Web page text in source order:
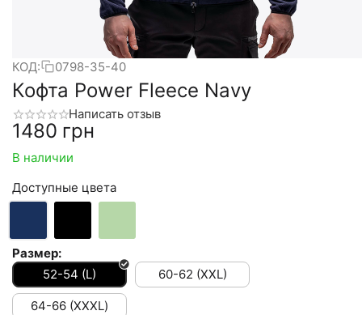
КОД: 0798-35-40
Кофта Power Fleece Navy
Написать отзыв
‍1480‍ грн
В наличии
Доступные цвета
Размер:
52-54 (L)
60-62 (XXL)
64-66 (ХХХL)